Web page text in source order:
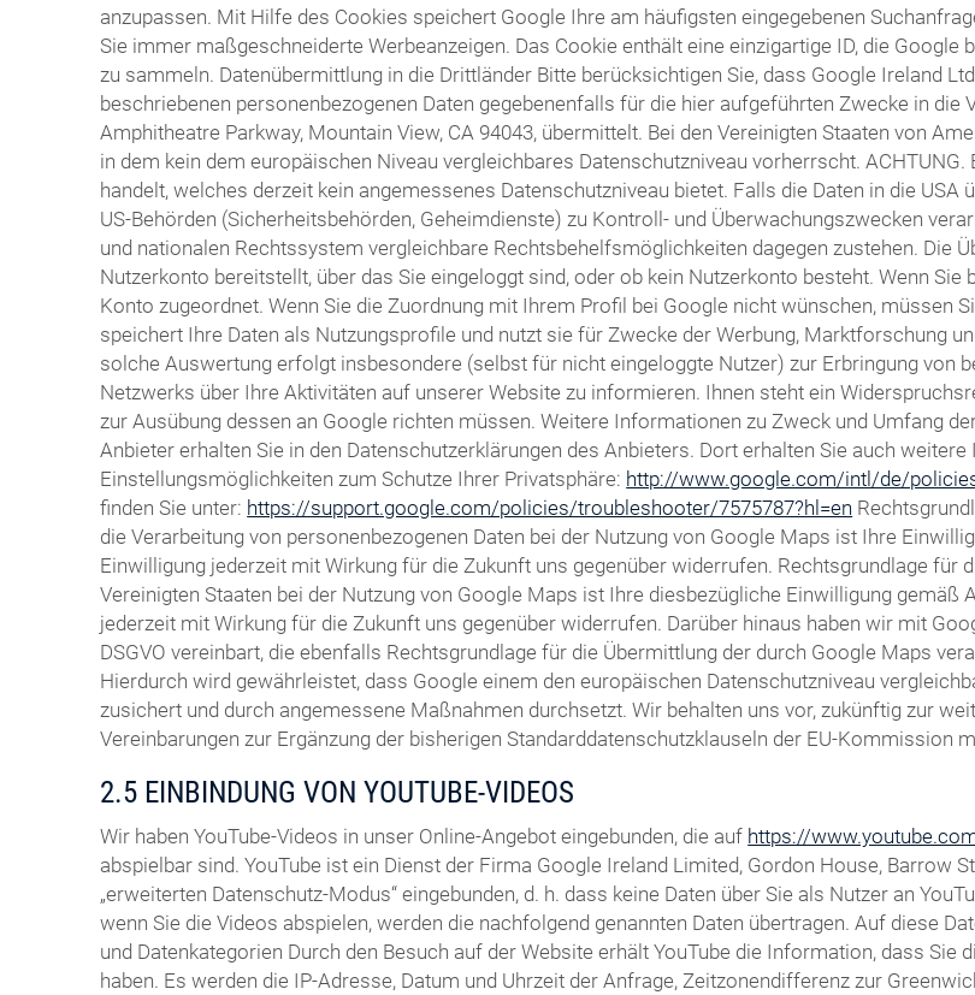
anzupassen. Mit Hilfe des Cookies speichert Google Ihre am häufigsten eingegebenen
Sie immer maßgeschneiderte Werbeanzeigen. Das Cookie enthält eine einzigartige ID, die
zu sammeln. Datenübermittlung in die Drittländer Bitte berücksichtigen Sie, dass Google Ireland
beschriebenen personenbezogenen Daten gegebenenfalls für die hier aufgeführten Zwecke in die
Amphitheatre Parkway, Mountain View, CA 94043, übermittelt. Bei den Vereinigten Staaten von
in dem kein dem europäischen Niveau vergleichbares Datenschutzniveau vorherrscht.
handelt, welches derzeit kein angemessenes Datenschutzniveau bietet. Falls die Daten in die
US-Behörden (Sicherheitsbehörden, Geheimdienste) zu Kontroll- und Überwachungszwecken
und nationalen Rechtssystem vergleichbare Rechtsbehelfsmöglichkeiten dagegen zustehen. Die
Nutzerkonto bereitstellt, über das Sie eingeloggt sind, oder ob kein Nutzerkonto besteht. Wenn
Konto zugeordnet. Wenn Sie die Zuordnung mit Ihrem Profil bei Google nicht wünschen, müssen
speichert Ihre Daten als Nutzungsprofile und nutzt sie für Zwecke der Werbung, Marktforschung
solche Auswertung erfolgt insbesondere (selbst für nicht eingeloggte Nutzer) zur Erbringung von
Netzwerks über Ihre Aktivitäten auf unserer Website zu informieren. Ihnen steht ein
zur Ausübung dessen an Google richten müssen. Weitere Informationen zu Zweck und Umfang
Anbieter erhalten Sie in den Datenschutzerklärungen des Anbieters. Dort erhalten Sie auch
Einstellungsmöglichkeiten zum Schutze Ihrer Privatsphäre: http://www.google.com/intl/de/
finden Sie unter: https://support.google.com/policies/troubleshooter/7575787?hl=en
die Verarbeitung von personenbezogenen Daten bei der Nutzung von Google Maps ist Ihre
Einwilligung jederzeit mit Wirkung für die Zukunft uns gegenüber widerrufen. Rechtsgrundlage für
Vereinigten Staaten bei der Nutzung von Google Maps ist Ihre diesbezügliche Einwilligung gemäß
jederzeit mit Wirkung für die Zukunft uns gegenüber widerrufen. Darüber hinaus haben wir mit
DSGVO vereinbart, die ebenfalls Rechtsgrundlage für die Übermittlung der durch Google Maps
Hierdurch wird gewährleistet, dass Google einem den europäischen Datenschutzniveau
zusichert und durch angemessene Maßnahmen durchsetzt. Wir behalten uns vor, zukünftig zur
Vereinbarungen zur Ergänzung der bisherigen Standarddatenschutzklauseln der EU-Kommission
2.5 EINBINDUNG VON YOUTUBE-VIDEOS
Wir haben YouTube-Videos in unser Online-Angebot eingebunden, die auf https://
abspielbar sind. YouTube ist ein Dienst der Firma Google Ireland Limited, Gordon House, Barrow
„erweiterten Datenschutz-Modus“ eingebunden, d. h. dass keine Daten über Sie als Nutzer an
wenn Sie die Videos abspielen, werden die nachfolgend genannten Daten übertragen. Auf diese
und Datenkategorien Durch den Besuch auf der Website erhält YouTube die Information, dass
haben. Es werden die IP-Adresse, Datum und Uhrzeit der Anfrage, Zeitzonendifferenz zur